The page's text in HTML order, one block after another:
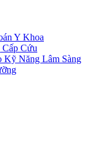
Y Khoa
Cứu
Năng Lâm Sàng